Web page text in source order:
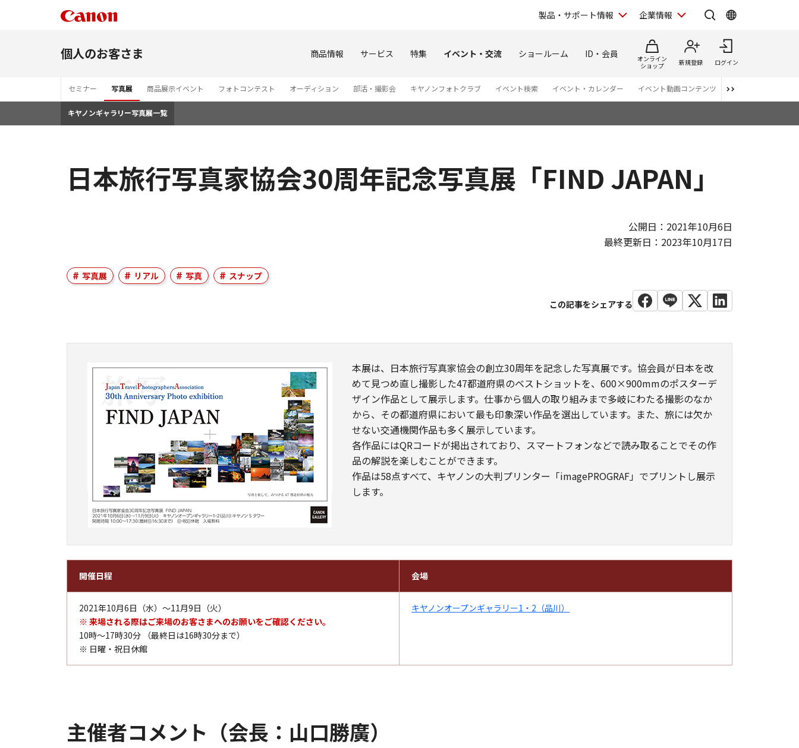
製品・サポート情報 企業情報
個人のお客さま 商品情報 サービス 特集 イベント・交流 ショールーム ID・会員
オンライン
ショップ
新規登録 ログイン
セミナー 写真展 商品展示イベント フォトコンテスト オーディション 部活・撮影会 キヤノンフォトクラブ イベント検索 イベント・カレンダー イベント動画コンテンツ 番組スタッフが語
キヤノンギャラリー写真展一覧
日本旅行写真家協会30周年記念写真展「FIND JAPAN」
公開日：2021年10月6日
最終更新日：2023年10月17日
写真展 リアル 写真 スナップ
本展は、日本旅行写真家協会の創立30周年を記念した写真展です。協会員が日本を改
めて見つめ直し撮影した47都道府県のベストショットを、600×900mmのポスターデ
ザイン作品として展示します。仕事から個人の取り組みまで多岐にわたる撮影のなか
から、その都道府県において最も印象深い作品を選出しています。また、旅には欠か
せない交通機関作品も多く展示しています。
各作品にはQRコードが掲出されており、スマートフォンなどで読み取ることでその作
品の解説を楽しむことができます。
作品は58点すべて、キヤノンの大判プリンター「imagePROGRAF」でプリントし展示
します。
開催日程 会場
2021年10月6日（水）～11月9日（火）
※ 来場される際はご来場のお客さまへのお願いをご確認ください。
10時～17時30分 （最終日は16時30分まで）
※ 日曜・祝日休館
キヤノンオープンギャラリー1・2（品川）
主催者コメント（会長：山口勝廣）